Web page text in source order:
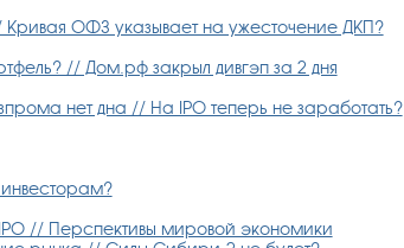
ОФЗ указывает на ужесточение ДКП?
// Дом.рф закрыл дивгэп за 2 дня
нет дна // На IPO теперь не заработать?
инвесторам?
// Перспективы мировой экономики